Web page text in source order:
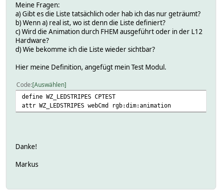
Meine Fragen:
a) Gibt es die Liste tatsächlich oder hab ich das nur geträumt?
b) Wenn a) real ist, wo ist denn die Liste definiert?
c) Wird die Animation durch FHEM ausgeführt oder in der L12
Hardware?
d) Wie bekomme ich die Liste wieder sichtbar?
Hier meine Definition, angefügt mein Test Modul.
Code Auswählen
define WZ_LEDSTRIPES CPTEST
attr WZ_LEDSTRIPES webCmd rgb:dim:animation
Danke!
Markus